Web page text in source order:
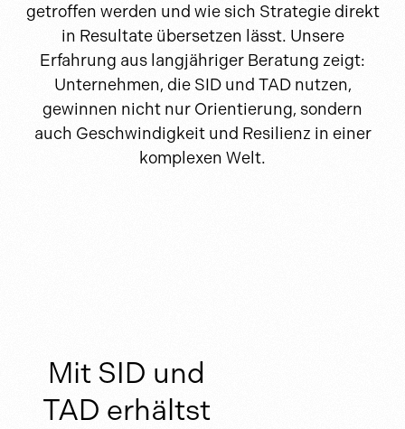
getroffen werden und wie sich Strategie direkt
in Resultate übersetzen lässt. Unsere
Erfahrung aus langjähriger Beratung zeigt:
Unternehmen, die SID und TAD nutzen,
gewinnen nicht nur Orientierung, sondern
auch Geschwindigkeit und Resilienz in einer
komplexen Welt.
Mit SID und
TAD erhältst